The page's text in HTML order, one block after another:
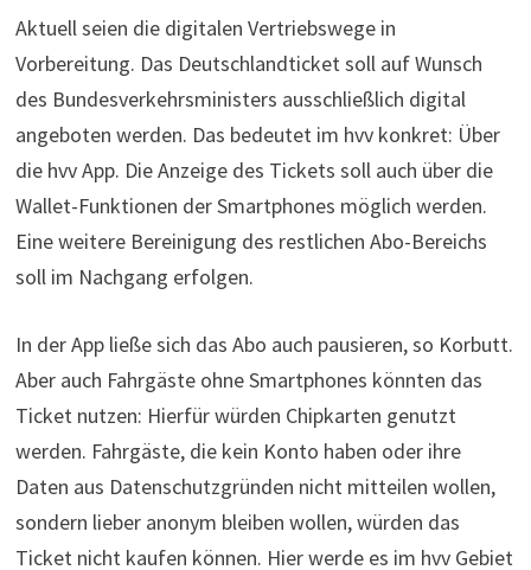
Aktuell seien die digitalen Vertriebswege in
Vorbereitung. Das Deutschlandticket soll auf Wunsch
des Bundesverkehrsministers ausschließlich digital
angeboten werden. Das bedeutet im hvv konkret: Über
die hvv App. Die Anzeige des Tickets soll auch über die
Wallet-Funktionen der Smartphones möglich werden.
Eine weitere Bereinigung des restlichen Abo-Bereichs
soll im Nachgang erfolgen.
In der App ließe sich das Abo auch pausieren, so Korbutt.
Aber auch Fahrgäste ohne Smartphones könnten das
Ticket nutzen: Hierfür würden Chipkarten genutzt
werden. Fahrgäste, die kein Konto haben oder ihre
Daten aus Datenschutzgründen nicht mitteilen wollen,
sondern lieber anonym bleiben wollen, würden das
Ticket nicht kaufen können. Hier werde es im hvv Gebiet